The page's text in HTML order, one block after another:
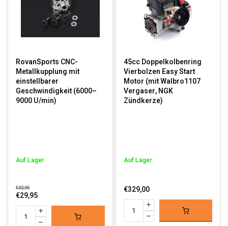
RovanSports CNC-
Metallkupplung mit
einstellbarer
Geschwindigkeit (6000–
9000 U/min)
Auf Lager
€32,95
€29,95
45cc Doppelkolbenring
Vierbolzen Easy Start
Motor (mit Walbro1107
Vergaser, NGK
Zündkerze)
Auf Lager
€329,00